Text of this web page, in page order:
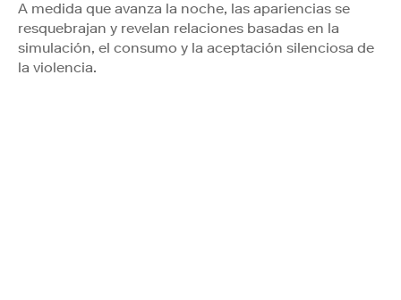
A medida que avanza la noche, las apariencias se
resquebrajan y revelan relaciones basadas en la
simulación, el consumo y la aceptación silenciosa de
la violencia.